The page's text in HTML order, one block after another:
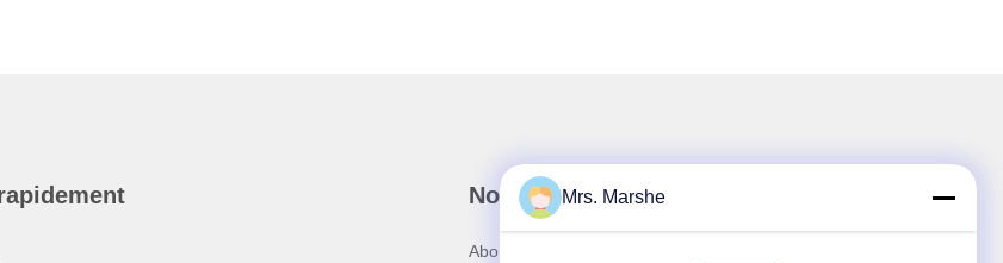
Notre newsletter
Abonnez-vous à notre newsletter pour des réductions et plus
Mrs. Marshe